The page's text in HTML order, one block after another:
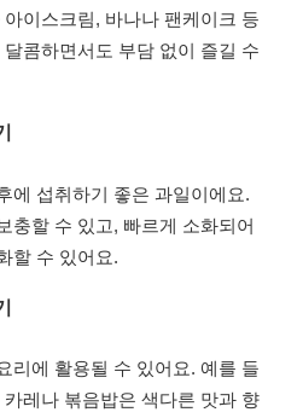
이스크림, 바나나 팬케이크 등
콤하면서도 부담 없이 즐길 수
에 섭취하기 좋은 과일이에요.
충할 수 있고, 빠르게 소화되어
할 수 있어요.
리에 활용될 수 있어요. 예를 들
레나 볶음밥은 색다른 맛과 향